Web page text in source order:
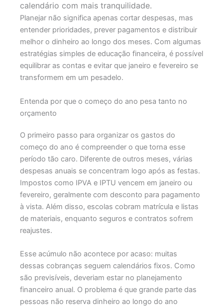
calendário com mais tranquilidade.
Planejar não significa apenas cortar despesas, mas
entender prioridades, prever pagamentos e distribuir
melhor o dinheiro ao longo dos meses. Com algumas
estratégias simples de educação financeira, é possível
equilibrar as contas e evitar que janeiro e fevereiro se
transformem em um pesadelo.
Entenda por que o começo do ano pesa tanto no
orçamento
O primeiro passo para organizar os gastos do
começo do ano é compreender o que torna esse
período tão caro. Diferente de outros meses, várias
despesas anuais se concentram logo após as festas.
Impostos como IPVA e IPTU vencem em janeiro ou
fevereiro, geralmente com desconto para pagamento
à vista. Além disso, escolas cobram matrícula e listas
de materiais, enquanto seguros e contratos sofrem
reajustes.
Esse acúmulo não acontece por acaso: muitas
dessas cobranças seguem calendários fixos. Como
são previsíveis, deveriam estar no planejamento
financeiro anual. O problema é que grande parte das
pessoas não reserva dinheiro ao longo do ano